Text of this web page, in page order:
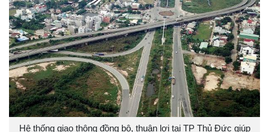
Hệ thống giao thông đồng bộ, thuận lợi tại TP Thủ Đức giúp